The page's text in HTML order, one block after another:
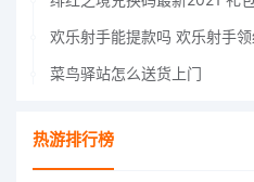
欢乐射手能提款吗 欢乐射手
菜鸟驿站怎么送货上门
热游排行榜